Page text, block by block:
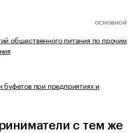
ОСНОВНОЙ
общественного питания по прочим
буфетов при предприятиях и
с тем же